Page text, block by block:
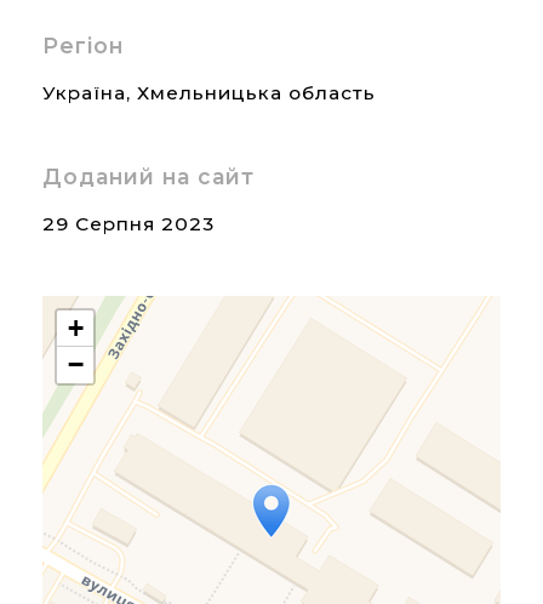
Регіон
Україна, Хмельницька область
Доданий на сайт
29 Серпня 2023
Travelers' Map is loading...
If you see this after your
page is loaded completely,
leafletJS files are missing.
+
−